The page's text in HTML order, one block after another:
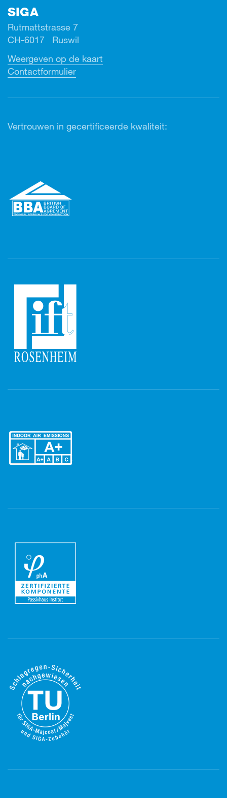
SIGA
Rutmattstrasse 7
CH-6017 Ruswil
Weergeven op de kaart
Contactformulier
Vertrouwen in gecertificeerde kwaliteit: